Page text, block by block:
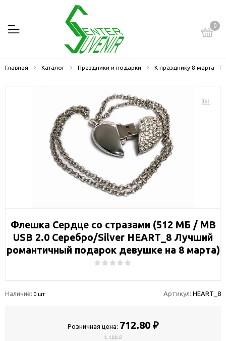
0
Главная Каталог Праздники и подарки К празднику 8 марта
Флешка Сердце со стразами (512 МБ / MB
USB 2.0 Серебро/Silver HEART_8 Лучший
романтичный подарок девушке на 8 марта)
Наличие: 0 шт Артикул: HEART_8
Розничная цена: 712.80 ₽
1 188 ₽